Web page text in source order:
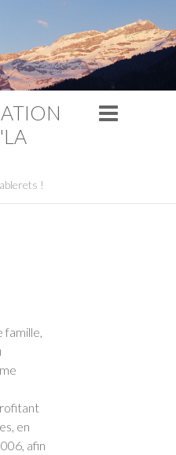
!
famille,
en
afin